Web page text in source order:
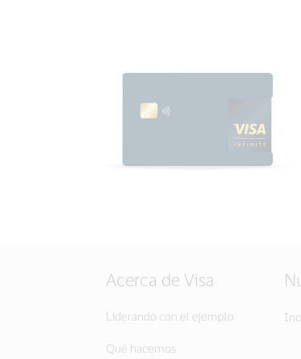
Acerca de Visa
Liderando con el ejemplo
Qué hacemos